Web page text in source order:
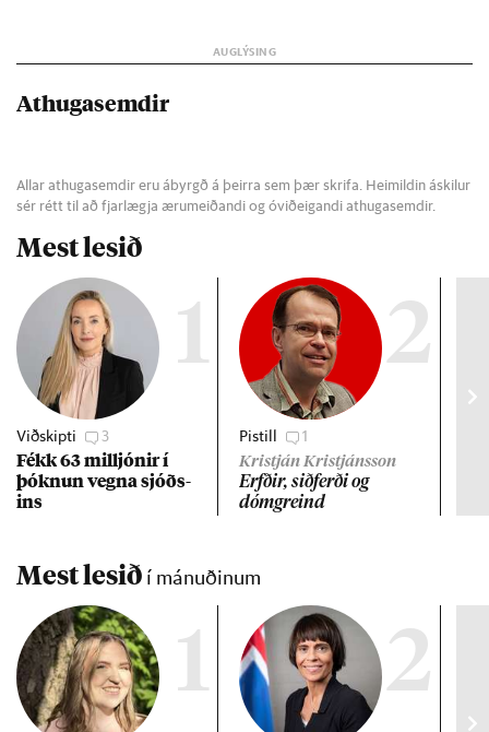
Athugasemdir
Allar athugasemdir eru ábyrgð á þeirra sem þær skrifa. Heimildin áskilur
sér rétt til að fjarlægja ærumeiðandi og óviðeigandi athugasemdir.
Mest lesið
1
Viðskipti 3
Fékk 63 millj­ón­ir í
þókn­un vegna sjóðs­
ins
2
Pistill 1
Kristján Kristjánsson
Erfð­ir, sið­ferði og
dómgreind
Mest lesið í mánuðinum
1 2